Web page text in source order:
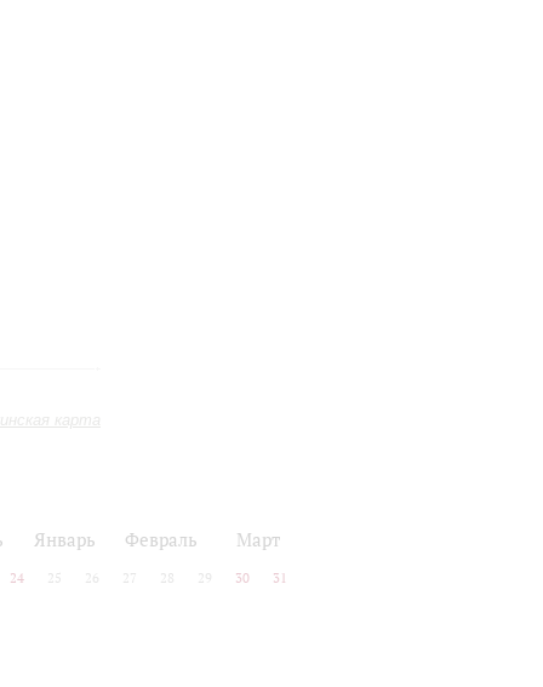
карта
Январь Февраль Март
24 25 26 27 28 29 30 31